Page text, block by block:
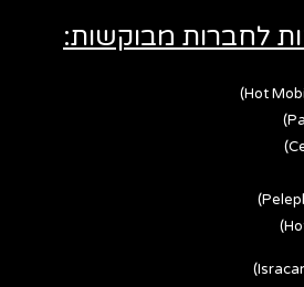
לחברות מבוקשות: